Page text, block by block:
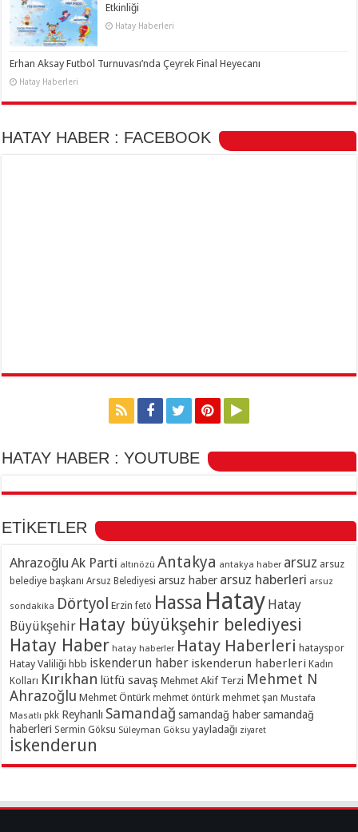
Etkinliği
Hatay Haberleri
Erhan Aksay Futbol Turnuvası’nda Çeyrek Final Heyecanı
Hatay Haberleri
HATAY HABER : FACEBOOK
HATAY HABER : YOUTUBE
ETİKETLER
Ahrazoğlu Ak Parti altınözü Antakya antakya haber arsuz arsuz
belediye başkanı Arsuz Belediyesi arsuz haber arsuz haberleri arsuz
sondakika Dörtyol Erzin fetö Hassa Hatay Hatay
Büyükşehir Hatay büyükşehir belediyesi
Hatay Haber hatay haberler Hatay Haberleri hatayspor
Hatay Valiliği hbb iskenderun haber iskenderun haberleri Kadın
Kolları Kırıkhan lütfü savaş Mehmet Akif Terzi Mehmet N
Ahrazoğlu Mehmet Öntürk mehmet öntürk mehmet şan Mustafa
Masatlı pkk Reyhanlı Samandağ samandağ haber samandağ
haberleri Sermin Göksu Süleyman Göksu yayladağı ziyaret
İskenderun